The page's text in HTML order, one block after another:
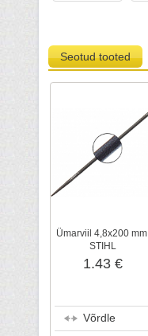
Seotud tooted
Ümarviil 4,8x200 mm,
STIHL
1.43 €
Võrdle